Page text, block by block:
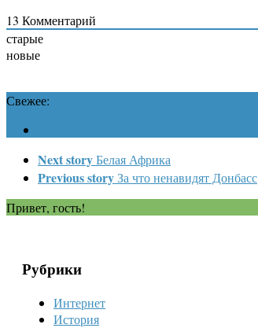
13 Комментарий
старые
новые
Свежее:
Next storyБелая Африка
Previous storyЗа что ненавидят Донбасс
Привет, гость!
Рубрики
Интернет
История